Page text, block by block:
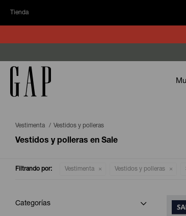
Tienda
Vestimenta Vestidos y polleras
Vestidos y polleras en Sale
Filtrando por: Vestimenta Vestidos y polleras
Categorías